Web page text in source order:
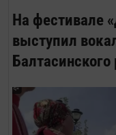
На фестивале
выступил
Балтасинского